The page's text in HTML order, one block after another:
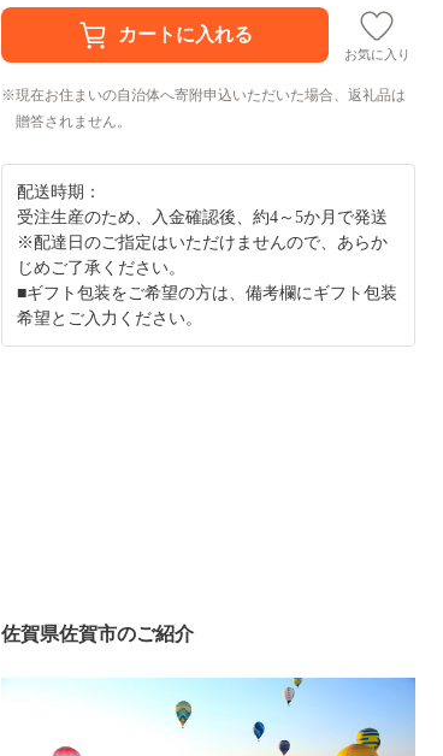
お気に入り
現在お住まいの自治体へ寄附申込いただいた場合、返礼品は
贈答されません。
配送時期：
受注生産のため、入金確認後、約4～5か月で発送
※配達日のご指定はいただけませんので、あらか
じめご了承ください。
■ギフト包装をご希望の方は、備考欄にギフト包装
希望とご入力ください。
佐賀県佐賀市のご紹介